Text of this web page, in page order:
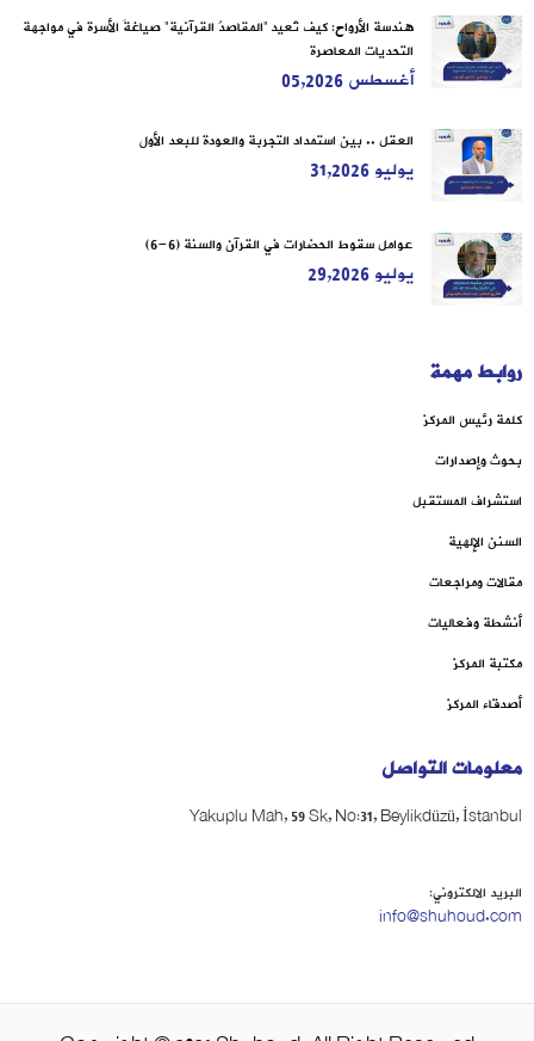
هندسة الأرواح: كيف تُعيد “المقاصدُ القرآنية” صياغةَ الأسرة في مواجهة
التحديات المعاصرة
أغسطس 05,2026
العقل .. بين استمداد التجربة والعودة للبعد الأول
يوليو 31,2026
عوامل سقوط الحضارات في القرآن والسنة (6-6)
يوليو 29,2026
روابط مهمة
كلمة رئيس المركز
بحوث وإصدارات
استشراف المستقبل
السنن الإلهية
مقالات ومراجعات
أنشطة وفعاليات
مكتبة المركز
أصدقاء المركز
معلومات التواصل
Yakuplu Mah, 59 Sk, No:31, Beylikdüzü, İstanbul
البريد الالكتروني:
info@shuhoud.com